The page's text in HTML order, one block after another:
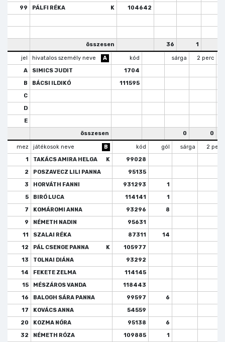
99
PÁLFI RÉKA K 104642
összesen 36 1
jel hivatalos személy neve A kód sárga 2 perc
A
SIMICS JUDIT
1704
B
BÁCSI ILDIKÓ
111595
C
D
E
összesen
0 0
mez játékosok neve B kód gól sárga
2 perc
1
TAKÁCS AMIRA HELGA K
99028
2
POSZAVECZ LILI PANNA
95135
3
HORVÁTH FANNI 931293
1
5
BIRÓ LUCA 114141
1
7
KOMÁROMI ANNA 93296
8
9
NÉMETH NADIN
95631
11
SZALAI RÉKA 87311 14
12
PÁL CSENGE PANNA K
105977
13
TOLNAI DIÁNA
93292
14
FEKETE ZELMA
114145
15
MÉSZÁROS VANDA
118443
16
BALOGH SÁRA PANNA 99597
6
17
KOVÁCS ANNA
54559
20
KOZMA NÓRA 95138 6
32
NÉMETH RÓZA 109885 1